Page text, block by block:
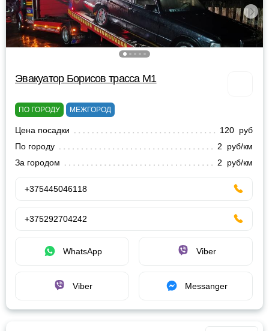
Эвакуатор Борисов трасса М1
ПО ГОРОДУ МЕЖГОРОД
Цена посадки
120 руб
По городу
2 руб/км
За городом
2 руб/км
+375445046118
+375292704242
WhatsApp Viber
Viber Messanger